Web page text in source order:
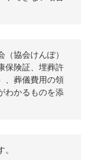
協会けんぽ）
保険証、埋葬許
、葬儀費用の領
わかるものを添